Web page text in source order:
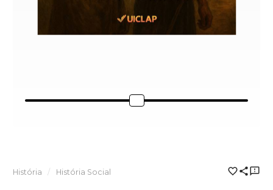
História História Social